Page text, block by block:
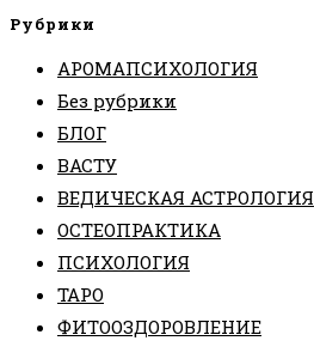
Рубрики
АРОМАПСИХОЛОГИЯ
Без рубрики
БЛОГ
ВАСТУ
ВЕДИЧЕСКАЯ АСТРОЛОГИЯ
ОСТЕОПРАКТИКА
ПСИХОЛОГИЯ
ТАРО
ФИТООЗДОРОВЛЕНИЕ